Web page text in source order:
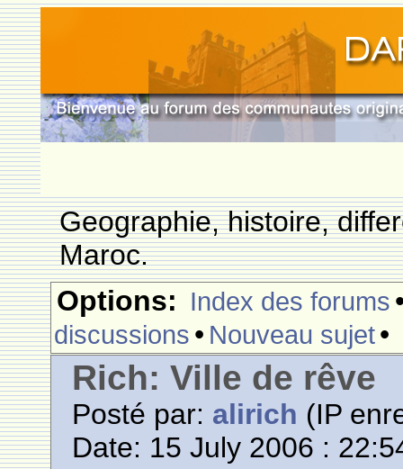
Geographie, histoire,
Maroc.
Options: Index des forums
discussions • Nouveau sujet•
Rich: Ville de rêve
Posté par: alirich (IP
Date: 15 July 2006 :